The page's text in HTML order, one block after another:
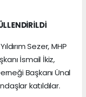
Sezer, MHP
İsmail İkiz,
Başkanı Ünal
katıldılar.